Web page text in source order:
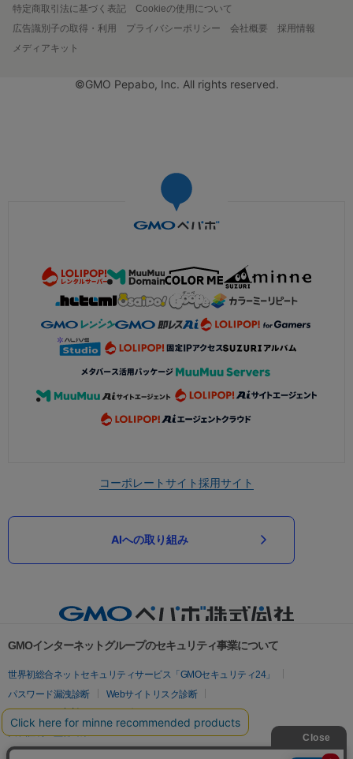
特定商取引法に基づく表記
Cookieの使用について
広告識別子の取得・利用
プライバシーポリシー 会社概要
採用情報
メディアキット
©GMO Pepabo, Inc. All rights reserved.
コーポレートサイト採用サイト
AIへの取り組み
GMOインターネットグループのセキュリティ事業について
世界初総合ネットセキュリティサービス「GMOセキュリティ24」
パスワード漏洩診断
Webサイトリスク診断
セキュリティ相談AIチャットボット
実在証明・盗聴対策
サイバー攻撃対策（GMOサイバーセキュリティ byイエラエ）